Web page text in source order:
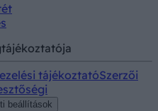
tájékoztatóSzerzői
beállítások